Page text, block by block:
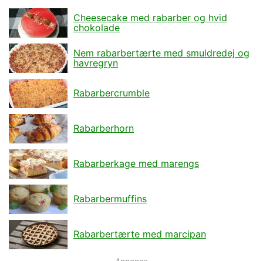
Cheesecake med rabarber og hvid
chokolade
Nem rabarbertærte med smuldredej og
havregryn
Rabarbercrumble
Rabarberhorn
Rabarberkage med marengs
Rabarbermuffins
Rabarbertærte med marcipan